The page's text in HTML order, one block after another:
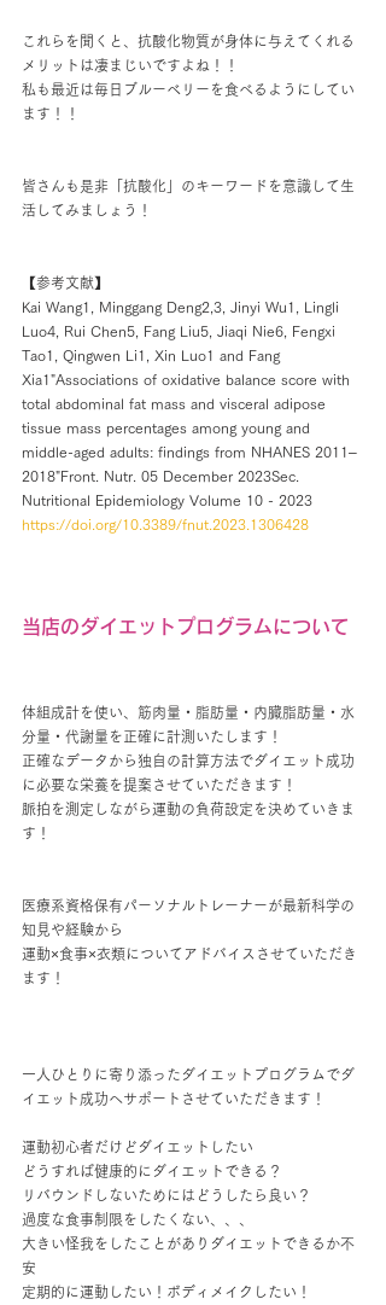
これらを聞くと、抗酸化物質が身体に与えてくれる
メリットは凄まじいですよね！！
私も最近は毎日ブルーベリーを食べるようにしてい
ます！！
皆さんも是非「抗酸化」のキーワードを意識して生
活してみましょう！
【参考文献】
Kai Wang1, Minggang Deng2,3, Jinyi Wu1, Lingli
Luo4, Rui Chen5, Fang Liu5, Jiaqi Nie6, Fengxi
Tao1, Qingwen Li1, Xin Luo1 and Fang
Xia1 "Associations of oxidative balance score with
total abdominal fat mass and visceral adipose
tissue mass percentages among young and
middle-aged adults: findings from NHANES 2011–
2018"Front. Nutr. 05 December 2023Sec.
Nutritional Epidemiology Volume 10 - 2023
https://doi.org/10.3389/fnut.2023.1306428
当店のダイエットプログラムについて
体組成計を使い、筋肉量・脂肪量・内臓脂肪量・水
分量・代謝量を正確に計測いたします！
正確なデータから独自の計算方法でダイエット成功
に必要な栄養を提案させていただきます！
脈拍を測定しながら運動の負荷設定を決めていきま
す！
医療系資格保有パーソナルトレーナーが最新科学の
知見や経験から
運動×食事×衣類についてアドバイスさせていただき
ます！
一人ひとりに寄り添ったダイエットプログラムでダ
イエット成功へサポートさせていただきます！
運動初心者だけどダイエットしたい
どうすれば健康的にダイエットできる？
リバウンドしないためにはどうしたら良い？
過度な食事制限をしたくない、、、
大きい怪我をしたことがありダイエットできるか不
安
定期的に運動したい！ボディメイクしたい！